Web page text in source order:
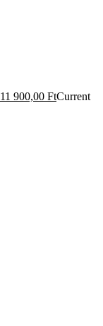
11 900,00 FtCurrent